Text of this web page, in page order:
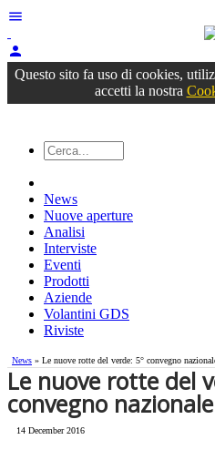
menu
person
Questo sito fa uso di cookies,
accetti la nostra
News
Nuove aperture
Analisi
Interviste
Eventi
Prodotti
Aziende
Volantini GDS
Riviste
News » Le nuove rotte del verde: 5° convegno
Le nuove rotte del
convegno
14 December 2016